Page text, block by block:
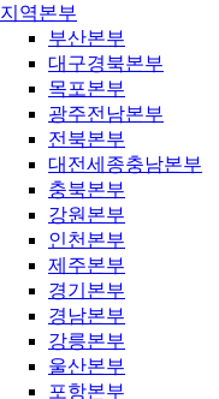
지역본부
부산본부
대구경북본부
목포본부
광주전남본부
전북본부
대전세종충남본부
충북본부
강원본부
인천본부
제주본부
경기본부
경남본부
강릉본부
울산본부
포항본부